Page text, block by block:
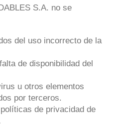
S.A. no se
del uso incorrecto de la
de disponibilidad del
u otros elementos
por terceros.
de privacidad de